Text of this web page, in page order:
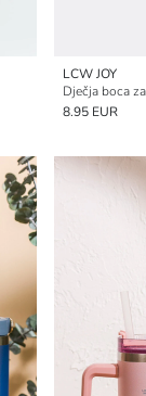
LCW JOY
Dječja boca
8.95 EUR